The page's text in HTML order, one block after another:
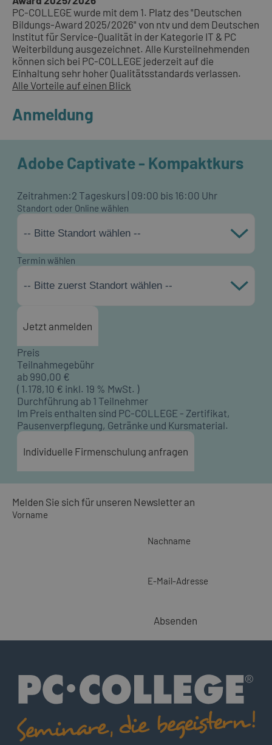
PC-COLLEGE wurde mit dem 1. Platz des "Deutschen
Bildungs-Award 2025/2026" von ntv und dem Deutschen
Institut für Service-Qualität in der Kategorie IT & PC
Weiterbildung ausgezeichnet. Alle Kursteilnehmenden
können sich bei PC-COLLEGE jederzeit auf die
Einhaltung sehr hoher Qualitätsstandards verlassen.
Alle Vorteile auf einen Blick
Anmeldung
Adobe Captivate - Kompaktkurs
Zeitrahmen:2 Tageskurs | 09:00 bis 16:00 Uhr
Standort oder Online wählen
-- Bitte Standort wählen --
Termin wählen
-- Bitte zuerst Standort wählen --
Jetzt anmelden
Preis
Teilnahmegebühr
ab 990,00 €
( 1.178,10 € inkl. 19 % MwSt. )
Durchführung ab 1 Teilnehmer
Im Preis enthalten sind PC-COLLEGE - Zertifikat,
Pausenverpflegung, Getränke und Kursmaterial.
Individuelle Firmenschulung anfragen
Melden Sie sich für unseren Newsletter an
Vorname
Nachname
E-Mail-Adresse
Absenden